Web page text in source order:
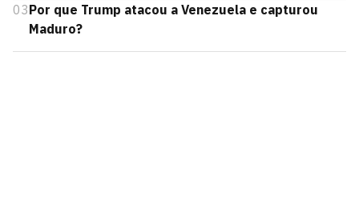
03Por que Trump atacou a Venezuela e capturou
Maduro?